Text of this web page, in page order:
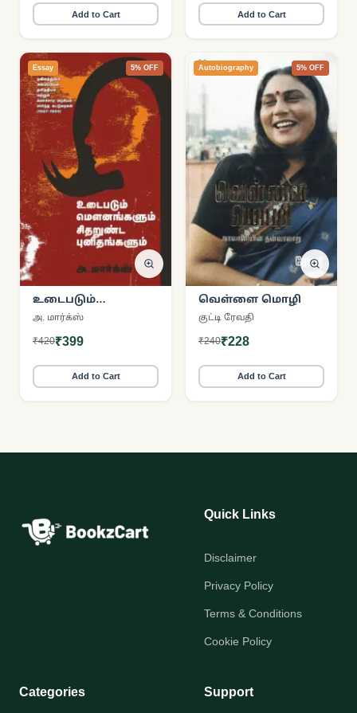
Add to Cart Add to Cart
Essay 5% OFF
உடைபடும்
மௌனங்கள்
அ. மார்க்ஸ்
₹420₹399
Add to Cart
Autobiography 5% OFF
வெள்ளை மொழி
குட்டி ரேவதி
₹240₹228
Add to Cart
Quick Links
Disclaimer
Privacy Policy
Terms & Conditions
Cookie Policy
Categories Support